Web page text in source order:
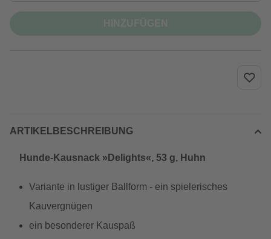
ARTIKELBESCHREIBUNG
Hunde-Kausnack »Delights«, 53 g, Huhn
Variante in lustiger Ballform - ein spielerisches
Kauvergnügen
ein besonderer Kauspaß